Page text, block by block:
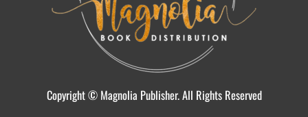
Copyright © Magnolia Publisher. All Rights Reserved